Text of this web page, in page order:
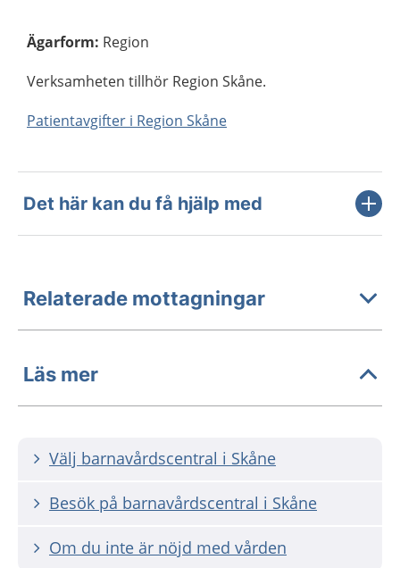
Ägarform: Region
Verksamheten tillhör Region Skåne.
Patientavgifter i Region Skåne
Det här kan du få hjälp med
Relaterade mottagningar
Läs mer
Välj barnavårdscentral i Skåne
Besök på barnavårdscentral i Skåne
Om du inte är nöjd med vården